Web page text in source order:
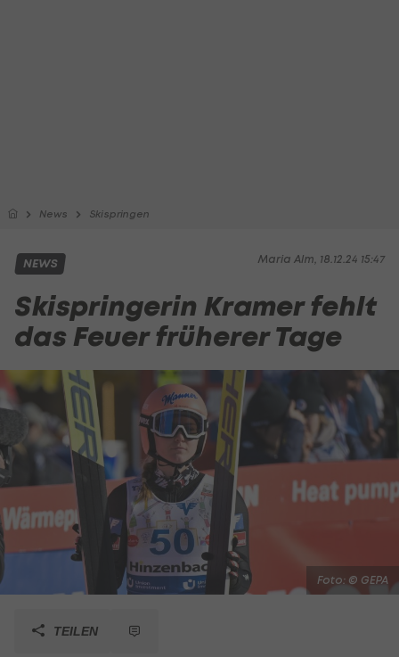
News Skispringen
Maria Alm, 18.12.24 15:47
NEWS
Skispringerin Kramer fehlt
das Feuer früherer Tage
Foto: © GEPA
TEILEN